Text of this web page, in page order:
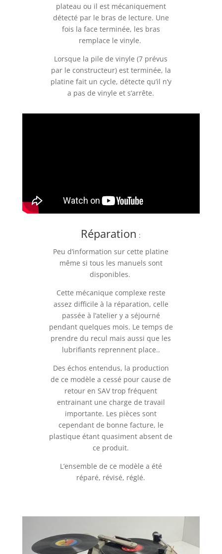
plateau ou il est mécaniquement
détecté par le bras de lecture. Une
fois la face terminée, les bras
remplace le vinyle.
Lorsque la pile de vinyle (7 prévus
par le constructeur) est terminée, la
platine fait un cycle, détecte qu’il n’y
a pas de vinyle et s’arrête.
Réparation :
Peu d’information sur cette platine
même si tous les manuels sont
disponibles.
Cette mécanique complexe reste
assez difficile à la réparation, celle
passée à l’atelier y a séjourné
pendant quelques mois. Le temps de
prendre du recul mais aussi que les
lubrifiants reprennent place..
Des échos entendus, la production
de ce modèle a cessé pour cause de
retour en SAV trop fréquent
entrainant une charge de travail
importante. Les pièces sont
cependant de bonne facture, le
plastique étant quasiment absent de
ce produit.
L’ensemble de ce modèle a été
réparé, révisé, réglé.